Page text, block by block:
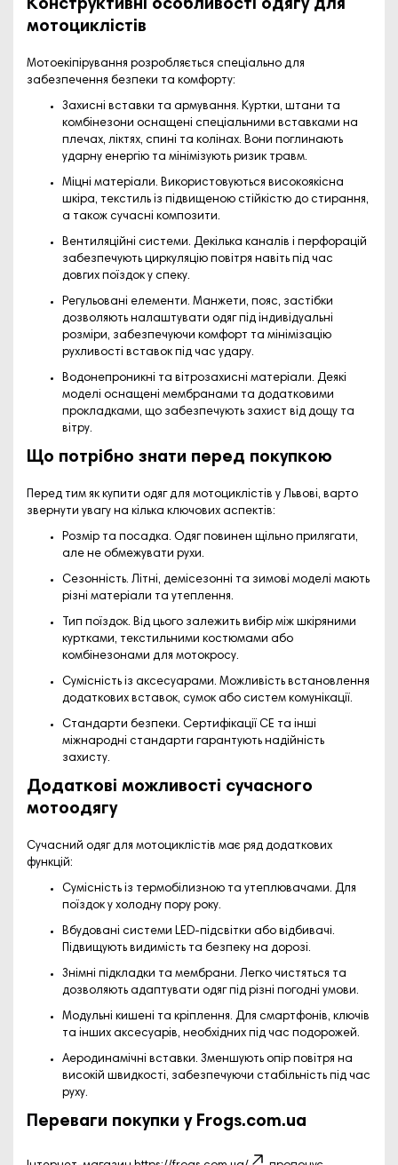
Конструктивні особливості одягу для
мотоциклістів
Мотоекіпірування розробляється спеціально для
забезпечення безпеки та комфорту:
Захисні вставки та армування. Куртки, штани та
комбінезони оснащені спеціальними вставками на
плечах, ліктях, спині та колінах. Вони поглинають
ударну енергію та мінімізують ризик травм.
Міцні матеріали. Використовуються високоякісна
шкіра, текстиль із підвищеною стійкістю до стирання,
а також сучасні композити.
Вентиляційні системи. Декілька каналів і перфорацій
забезпечують циркуляцію повітря навіть під час
довгих поїздок у спеку.
Регульовані елементи. Манжети, пояс, застібки
дозволяють налаштувати одяг під індивідуальні
розміри, забезпечуючи комфорт та мінімізацію
рухливості вставок під час удару.
Водонепроникні та вітрозахисні матеріали. Деякі
моделі оснащені мембранами та додатковими
прокладками, що забезпечують захист від дощу та
вітру.
Що потрібно знати перед покупкою
Перед тим як купити одяг для мотоциклістів у Львові, варто
звернути увагу на кілька ключових аспектів:
Розмір та посадка. Одяг повинен щільно прилягати,
але не обмежувати рухи.
Сезонність. Літні, демісезонні та зимові моделі мають
різні матеріали та утеплення.
Тип поїздок. Від цього залежить вибір між шкіряними
куртками, текстильними костюмами або
комбінезонами для мотокросу.
Сумісність із аксесуарами. Можливість встановлення
додаткових вставок, сумок або систем комунікації.
Стандарти безпеки. Сертифікації CE та інші
міжнародні стандарти гарантують надійність
захисту.
Додаткові можливості сучасного
мотоодягу
Сучасний одяг для мотоциклістів має ряд додаткових
функцій:
Сумісність із термобілизною та утеплювачами. Для
поїздок у холодну пору року.
Вбудовані системи LED-підсвітки або відбивачі.
Підвищують видимість та безпеку на дорозі.
Знімні підкладки та мембрани. Легко чистяться та
дозволяють адаптувати одяг під різні погодні умови.
Модульні кишені та кріплення. Для смартфонів, ключів
та інших аксесуарів, необхідних під час подорожей.
Аеродинамічні вставки. Зменшують опір повітря на
високій швидкості, забезпечуючи стабільність під час
руху.
Переваги покупки у Frogs.com.ua